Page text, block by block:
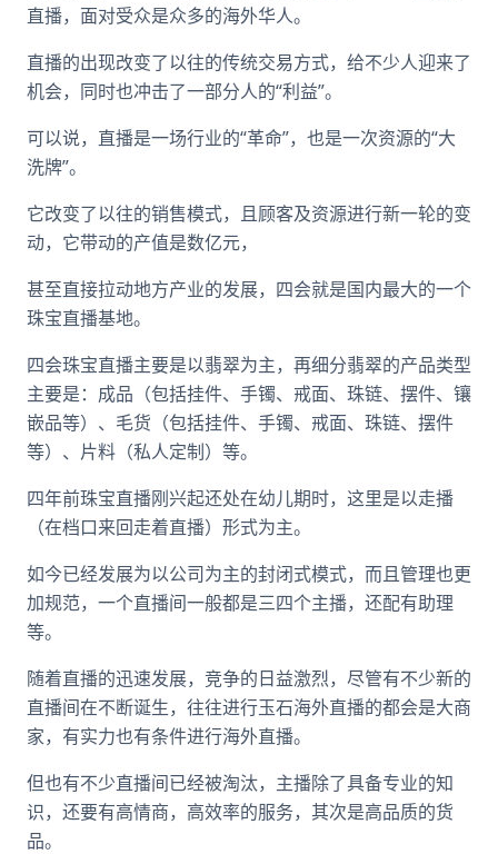
直播，面对受众是众多的海外华人。
直播的出现改变了以往的传统交易方式，给不少人迎来了
机会，同时也冲击了一部分人的“利益”。
可以说，直播是一场行业的“革命”，也是一次资源的“大
洗牌”。
它改变了以往的销售模式，且顾客及资源进行新一轮的变
动，它带动的产值是数亿元，
甚至直接拉动地方产业的发展，四会就是国内最大的一个
珠宝直播基地。
四会珠宝直播主要是以翡翠为主，再细分翡翠的产品类型
主要是：成品（包括挂件、手镯、戒面、珠链、摆件、镶
嵌品等）、毛货（包括挂件、手镯、戒面、珠链、摆件
等）、片料（私人定制）等。
四年前珠宝直播刚兴起还处在幼儿期时，这里是以走播
（在档口来回走着直播）形式为主。
如今已经发展为以公司为主的封闭式模式，而且管理也更
加规范，一个直播间一般都是三四个主播，还配有助理
等。
随着直播的迅速发展，竞争的日益激烈，尽管有不少新的
直播间在不断诞生，往往进行玉石海外直播的都会是大商
家，有实力也有条件进行海外直播。
但也有不少直播间已经被淘汰，主播除了具备专业的知
识，还要有高情商，高效率的服务，其次是高品质的货
品。